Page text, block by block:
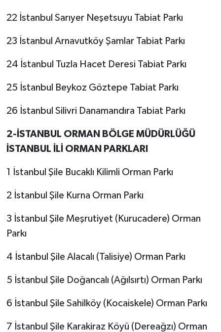
22 İstanbul Sarıyer Neşetsuyu Tabiat Parkı
23 İstanbul Arnavutköy Şamlar Tabiat Parkı
24 İstanbul Tuzla Hacet Deresi Tabiat Parkı
25 İstanbul Beykoz Göztepe Tabiat Parkı
26 İstanbul Silivri Danamandıra Tabiat Parkı
2-İSTANBUL ORMAN BÖLGE MÜDÜRLÜĞÜ
İSTANBUL İLİ ORMAN PARKLARI
1 İstanbul Şile Bucaklı Kilimli Orman Parkı
2 İstanbul Şile Kurna Orman Parkı
3 İstanbul Şile Meşrutiyet (Kurucadere) Orman
Parkı
4 İstanbul Şile Alacalı (Talisiye) Orman Parkı
5 İstanbul Şile Doğancalı (Ağılsırtı) Orman Parkı
6 İstanbul Şile Sahilköy (Kocaiskele) Orman Parkı
7 İstanbul Şile Karakiraz Köyü (Dereağzı) Orman